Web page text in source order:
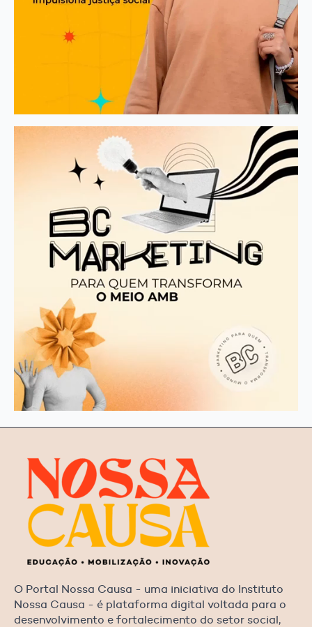
O Portal Nossa Causa - uma iniciativa do Instituto
Nossa Causa - é plataforma digital voltada para o
desenvolvimento e fortalecimento do setor social,